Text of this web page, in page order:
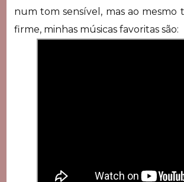
num tom sensível, mas ao mesmo
firme, minhas músicas favoritas são: